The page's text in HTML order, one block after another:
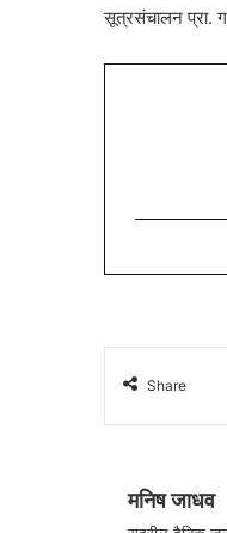
सूत्रसंचालन प्रा.
Share
मनिष जाधव